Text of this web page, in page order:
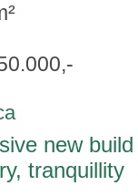
new build
tranquillity